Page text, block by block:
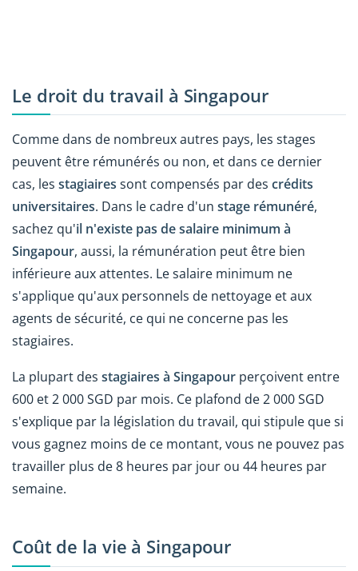
Le droit du travail à Singapour
Comme dans de nombreux autres pays, les stages
peuvent être rémunérés ou non, et dans ce dernier
cas, les stagiaires sont compensés par des crédits
universitaires. Dans le cadre d'un stage rémunéré,
sachez qu'il n'existe pas de salaire minimum à
Singapour, aussi, la rémunération peut être bien
inférieure aux attentes. Le salaire minimum ne
s'applique qu'aux personnels de nettoyage et aux
agents de sécurité, ce qui ne concerne pas les
stagiaires.
La plupart des stagiaires à Singapour perçoivent entre
600 et 2 000 SGD par mois. Ce plafond de 2 000 SGD
s'explique par la législation du travail, qui stipule que si
vous gagnez moins de ce montant, vous ne pouvez pas
travailler plus de 8 heures par jour ou 44 heures par
semaine.
Coût de la vie à Singapour